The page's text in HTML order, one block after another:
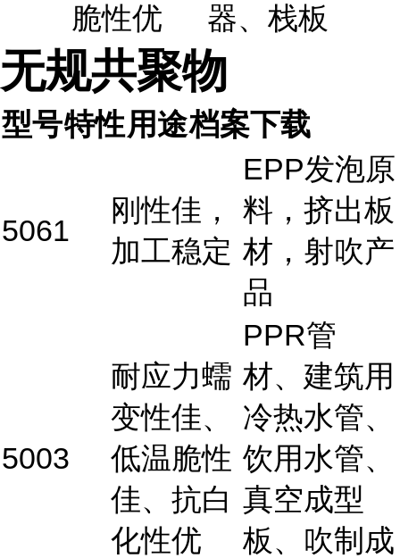
脆性优
器、栈板
无规共聚物
型号特性用途档案下载
5061
刚性佳，
加工稳定
EPP发泡原
料，挤出板
材，射吹产
品
5003
耐应力蠕
变性佳、
低温脆性
佳、抗白
化性优
PPR管
材、建筑用
冷热水管、
饮用水管、
真空成型
板、吹制成